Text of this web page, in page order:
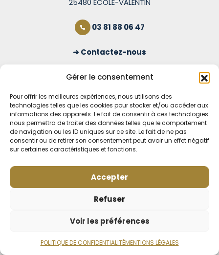
Gérer le consentement
Pour offrir les meilleures expériences, nous utilisons des
technologies telles que les cookies pour stocker et/ou accéder aux
informations des appareils. Le fait de consentir à ces technologies
nous permettra de traiter des données telles que le comportement
de navigation ou les ID uniques sur ce site. Le fait de ne pas
consentir ou de retirer son consentement peut avoir un effet négatif
sur certaines caractéristiques et fonctions.
Accepter
Refuser
Voir les préférences
POLITIQUE DE CONFIDENTIALITÉMENTIONS LÉGALES
25480 ÉCOLE-VALENTIN
03 81 88 06 47
Contactez-nous
OUVERT TOUS LES JOURS
Voir nos horaires
MENTIONS LÉGALES
POLITIQUE DE CONFIDENTIALITÉ